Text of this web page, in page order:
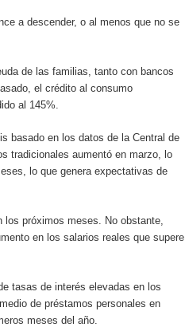
a descender, o al menos que no se
de las familias, tanto con bancos
el crédito al consumo
al 145%.
basado en los datos de la Central de
tradicionales aumentó en marzo, lo
lo que genera expectativas de
próximos meses. No obstante,
en los salarios reales que supere
tasas de interés elevadas en los
de préstamos personales en
meses del año.